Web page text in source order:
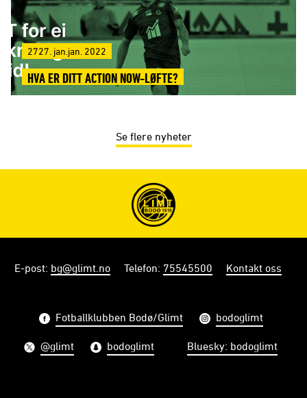
2727. jan.jan. 2022
HVA ER DITT ACTION NOW-LØFTE?
Se flere nyheter
E-post: bg@glimt.no Telefon: 75545500 Kontakt oss
Fotballklubben Bodø/Glimt bodoglimt
@glimt bodoglimt Bluesky: bodoglimt